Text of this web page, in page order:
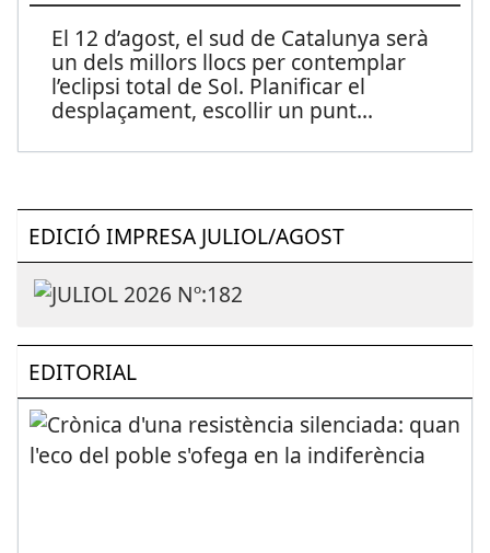
El 12 d’agost, el sud de Catalunya serà
un dels millors llocs per contemplar
l’eclipsi total de Sol. Planificar el
desplaçament, escollir un punt...
EDICIÓ IMPRESA JULIOL/AGOST
EDITORIAL